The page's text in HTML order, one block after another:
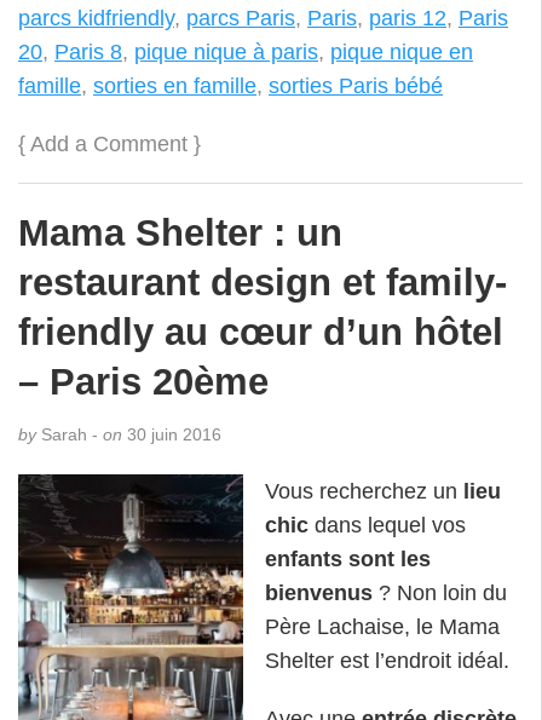
parcs kidfriendly, parcs Paris, Paris, paris 12, Paris
20, Paris 8, pique nique à paris, pique nique en
famille, sorties en famille, sorties Paris bébé
{ Add a Comment }
Mama Shelter : un
restaurant design et family-
friendly au cœur d’un hôtel
– Paris 20ème
bySarah - on 30 juin 2016
Vous recherchez un lieu
chic dans lequel vos
enfants sont les
bienvenus ? Non loin du
Père Lachaise, le Mama
Shelter est l’endroit idéal.